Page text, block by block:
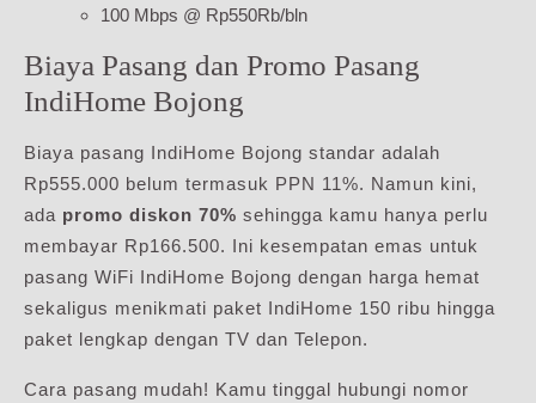
100 Mbps @ Rp550Rb/bln
Biaya Pasang dan Promo Pasang
IndiHome Bojong
Biaya pasang IndiHome Bojong standar adalah
Rp555.000 belum termasuk PPN 11%. Namun kini,
ada promo diskon 70% sehingga kamu hanya perlu
membayar Rp166.500. Ini kesempatan emas untuk
pasang WiFi IndiHome Bojong dengan harga hemat
sekaligus menikmati paket IndiHome 150 ribu hingga
paket lengkap dengan TV dan Telepon.
Cara pasang mudah! Kamu tinggal hubungi nomor